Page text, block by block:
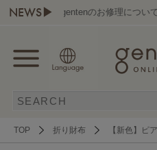
NEWS▶gentenのお修理について
TOP 折り財布 【新色】ピ